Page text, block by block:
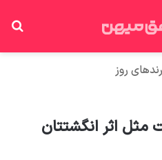
روز
اثر انگشتتان